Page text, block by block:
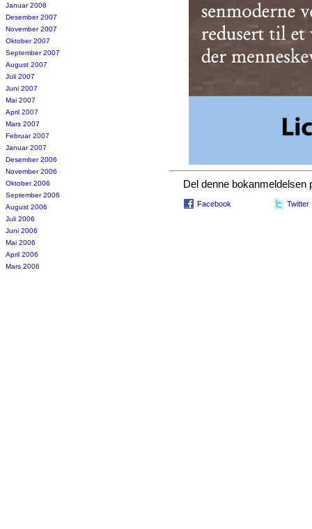
Januar 2008
Desember 2007
November 2007
Oktober 2007
September 2007
August 2007
Juli 2007
Juni 2007
Mai 2007
April 2007
Mars 2007
Februar 2007
Januar 2007
Desember 2006
November 2006
Oktober 2006
September 2006
August 2006
Juli 2006
Juni 2006
Mai 2006
April 2006
Mars 2006
Del denne
Facebook Twitter